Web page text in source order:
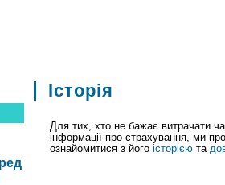
Історія
Для тих, хто не бажає витрачати
інформації про страхування, ми
ознайомитися з його історією та